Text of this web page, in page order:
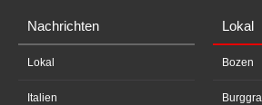
Nachrichten
Lokal
Italien
Lokal
Bozen